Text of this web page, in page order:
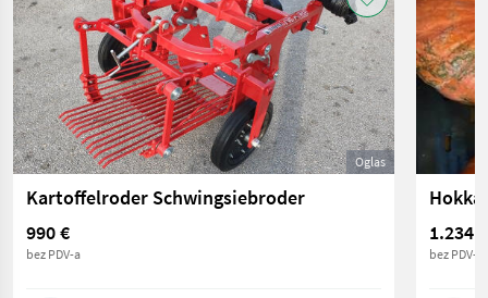
Oglas
Kartoffelroder Schwingsiebroder
990 €
bez PDV-a
1.234 €
bez PDV-a